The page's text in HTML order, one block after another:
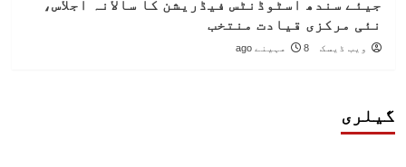
جیئے سندھ اسٹوڈنٹس فیڈریشن کا سالانہ اجلاس،
نئی مرکزی قیادت منتخب
ویب ڈیسک 8 مہینے ago
گیلری